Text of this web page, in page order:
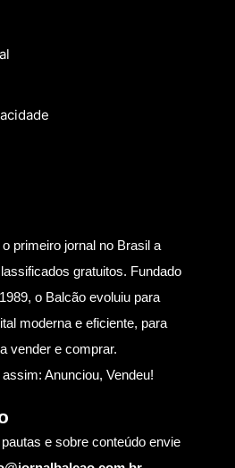
primeiro jornal no Brasil a
gratuitos. Fundado
o Balcão evoluiu para
moderna e eficiente, para
vender e comprar.
Anunciou, Vendeu!
e sobre conteúdo envie